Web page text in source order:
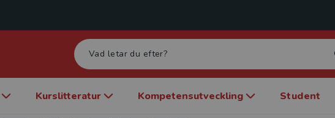
Kurslitteratur Kompetensutveckling Student